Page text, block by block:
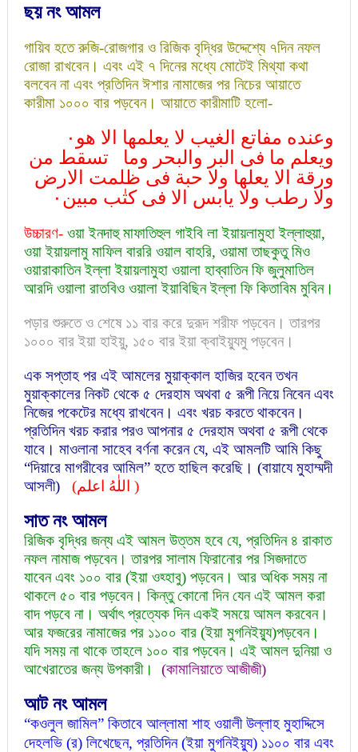
ছয়নং আমল
গায়িব হতে রুজি-রোজগার ও রিজিক বৃদ্ধির উদ্দেশ্যে ৭দিন নফল
রোজা রাখবেন। এবং এই ৭ দিনের মধ্যে মোটেই মিথ্যা কথা
বলবেন না এবং প্রতিদিন ঈশার নামাজের পর নিচের আয়াতে
কারীমা ১০০০ বার পড়বেন। আয়াতে কারীমাটি হলো-
وعنده مفاتع الغيب لا يعلمها الا هو٠
ويعلم ما فی البر والبحر وما تسقط من
ورقة الا يعلها ولا حبة فى ظلمت الارض
ولا رطب ولا يابس الا فى كتٰب مبين٠
উচ্চারণ-ওয়া ইনদাহু মাফাতিহুল গাইবি লা ইয়ায়লামুহা ইল্লাহুয়া,
ওয়া ইয়ায়লামু মাফিল বাররি ওয়াল বাহরি, ওয়ামা তাছকুতু মিও
ওয়ারাকাতিন ইল্লা ইয়ায়লামুহা ওয়ালা হাব্বাতিন ফি জুলুমাতিল
আরদি ওয়ালা রাতবিও ওয়ালা ইয়াবিছিন ইল্লা ফি কিতাবিম মুবিন।
পড়ার শুরুতে ও শেষে ১১ বার করে দুরূদ শরীফ পড়বেন। তারপর
১০০০ বার ইয়া হাইয়ু, ১৫০ বার ইয়া ক্বাইয়্যুমু পড়বেন।
এক সপ্তাহ পর এই আমলের মুয়াক্কাল হাজির হবেন তখন
মুয়াক্কালের নিকট থেকে ৫ দেরহাম অথবা ৫ রূপী নিয়ে নিবেন এবং
নিজের পকেটের মধ্যে রাখবেন। এবং খরচ করতে থাকবেন।
প্রতিদিন খরচ করার পরও আপনার ৫ দেরহাম অথবা ৫ রূপী থেকে
যাবে। মাওলানা সাহেব বর্ণনা করেন যে, এই আমলটি আমি কিছু
“দিয়ারে মাগরীবের আমিল” হতে হাছিল করেছি। (বায়াযে মুহাম্মদী
আসলী)
)
সাতনং আমল
রিজিক বৃদ্ধির জন্য এই আমল উত্তম হবে যে, প্রতিদিন ৪ রাকাত
নফল নামাজ পড়বেন। তারপর সালাম ফিরানোর পর সিজদাতে
যাবেন এবং ১০০ বার (ইয়া ওহ্হাবু) পড়বেন। আর অধিক সময় না
থাকলে ৫০ বার পড়বেন। কিন্তু কোনো দিন যেন এই আমল করা
বাদ পড়বে না। অর্থাৎ প্রত্যেক দিন একই সময়ে আমল করবেন।
আর ফজরের নামাজের পর ১১০০ বার (ইয়া মুগনিইয়্যু)পড়বেন।
যদি সময় না থাকে তাহলে ১০০ বার পড়বেন। এই আমল দুনিয়া ও
আখেরাতের জন্য উপকারী। (কামালিয়াতে আজীজী)
আটনং আমল
“কওলুল জামিল” কিতাবে আল্লামা শাহ ওয়ালী উল্লাহ মুহাদ্দিসে
দেহলভি (র) লিখেছেন, প্রতিদিন (ইয়া মুগনিইয়্যু) ১১০০ বার এবং